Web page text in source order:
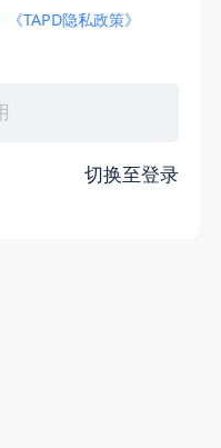
《TAPD隐私政策》
切换至登录